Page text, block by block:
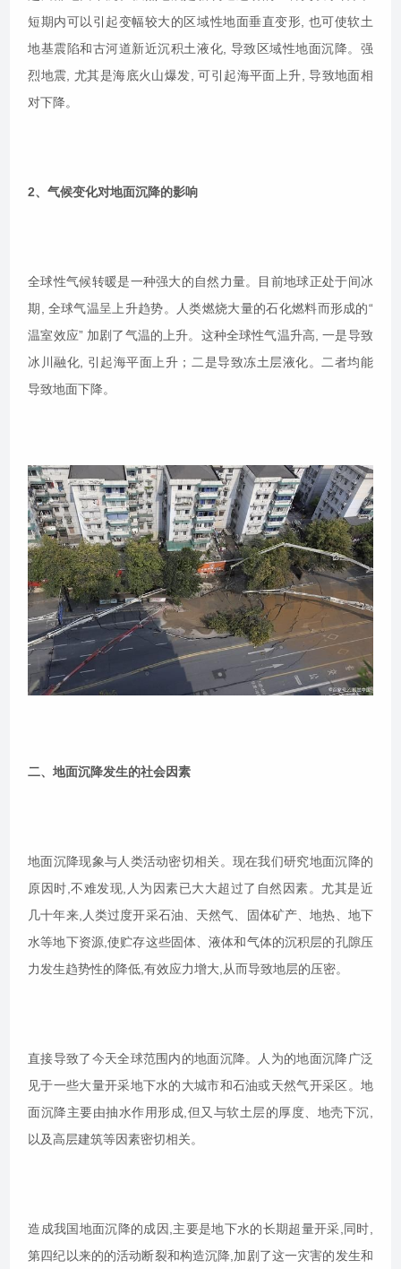
短期内可以引起变幅较大的区域性地面垂直变形, 也可使软土
地基震陷和古河道新近沉积土液化, 导致区域性地面沉降。强
烈地震, 尤其是海底火山爆发, 可引起海平面上升, 导致地面相
对下降。
2、气候变化对地面沉降的影响
全球性气候转暖是一种强大的自然力量。目前地球正处于间冰
期, 全球气温呈上升趋势。人类燃烧大量的石化燃料而形成的“
温室效应” 加剧了气温的上升。这种全球性气温升高, 一是导致
冰川融化, 引起海平面上升；二是导致冻土层液化。二者均能
导致地面下降。
二、地面沉降发生的社会因素
地面沉降现象与人类活动密切相关。现在我们研究地面沉降的
原因时,不难发现,人为因素已大大超过了自然因素。尤其是近
几十年来,人类过度开采石油、天然气、固体矿产、地热、地下
水等地下资源,使贮存这些固体、液体和气体的沉积层的孔隙压
力发生趋势性的降低,有效应力增大,从而导致地层的压密。
直接导致了今天全球范围内的地面沉降。人为的地面沉降广泛
见于一些大量开采地下水的大城市和石油或天然气开采区。地
面沉降主要由抽水作用形成,但又与软土层的厚度、地壳下沉,
以及高层建筑等因素密切相关。
造成我国地面沉降的成因,主要是地下水的长期超量开采,同时,
第四纪以来的的活动断裂和构造沉降,加剧了这一灾害的发生和